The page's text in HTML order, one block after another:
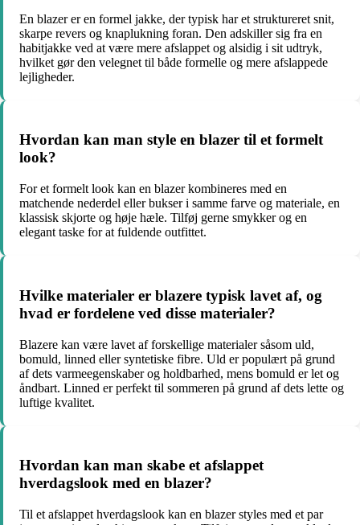
En blazer er en formel jakke, der typisk har et struktureret snit,
skarpe revers og knaplukning foran. Den adskiller sig fra en
habitjakke ved at være mere afslappet og alsidig i sit udtryk,
hvilket gør den velegnet til både formelle og mere afslappede
lejligheder.
Hvordan kan man style en blazer til et formelt
look?
For et formelt look kan en blazer kombineres med en
matchende nederdel eller bukser i samme farve og materiale, en
klassisk skjorte og høje hæle. Tilføj gerne smykker og en
elegant taske for at fuldende outfittet.
Hvilke materialer er blazere typisk lavet af, og
hvad er fordelene ved disse materialer?
Blazere kan være lavet af forskellige materialer såsom uld,
bomuld, linned eller syntetiske fibre. Uld er populært på grund
af dets varmeegenskaber og holdbarhed, mens bomuld er let og
åndbart. Linned er perfekt til sommeren på grund af dets lette og
luftige kvalitet.
Hvordan kan man skabe et afslappet
hverdagslook med en blazer?
Til et afslappet hverdagslook kan en blazer styles med et par